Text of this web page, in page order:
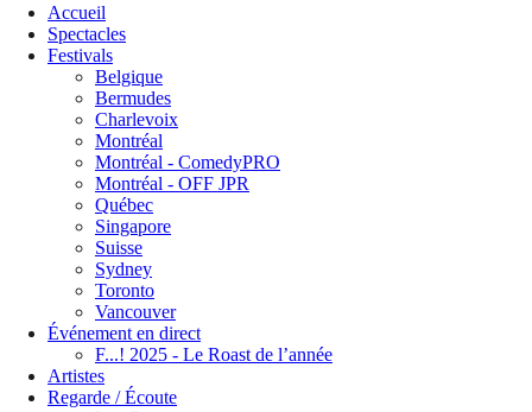
Accueil
Spectacles
Festivals
Belgique
Bermudes
Charlevoix
Montréal
Montréal - ComedyPRO
Montréal - OFF JPR
Québec
Singapore
Suisse
Sydney
Toronto
Vancouver
Événement en direct
F...! 2025 - Le Roast de l’année
Artistes
Regarde / Écoute